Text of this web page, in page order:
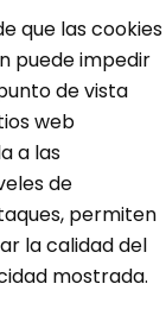
que las cookies
puede impedir
de vista
web
a las
de
permiten
la calidad del
mostrada.